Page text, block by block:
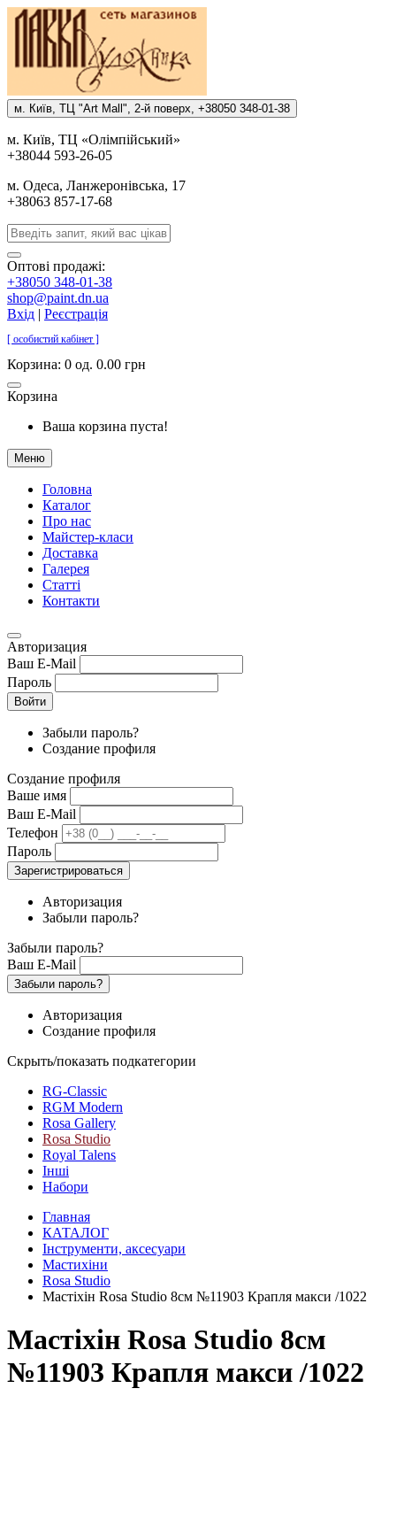
м. Киïв, ТЦ "Art Mall", 2-й поверх, +38050 348-01-38
м. Киïв, ТЦ «Олiмпiйський»
+38044 593-26-05
м. Одеса, Ланжеронiвська, 17
+38063 857-17-68
Оптові продажі:
+38050 348-01-38
shop@paint.dn.ua
Вхід | Реєстрація
[ особистий кабінет ]
Корзина: 0 од. 0.00 грн
Корзина
Ваша корзина пуста!
Меню
Головна
Каталог
Про нас
Майстер-класи
Доставка
Галерея
Статтi
Контакти
Авторизация
Ваш E-Mail
Пароль
Войти
Забыли пароль?
Создание профиля
Создание профиля
Ваше имя
Ваш E-Mail
Телефон
Пароль
Зарегистрироваться
Авторизация
Забыли пароль?
Забыли пароль?
Ваш E-Mail
Забыли пароль?
Авторизация
Создание профиля
Скрыть/показать подкатегории
RG-Classic
RGM Modern
Rosa Gallery
Rosa Studio
Royal Talens
Інші
Набори
Главная
КАТАЛОГ
Інструменти, аксесуари
Мастихіни
Rosa Studio
Мастіхін Rosa Studio 8см №11903 Крапля макси /1022
Мастіхін Rosa Studio 8см
№11903 Крапля макси /1022